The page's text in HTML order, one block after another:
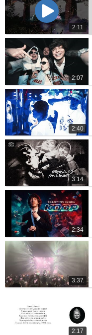
2:11
2:07
2:40
3:14
2:34
3:37
2:17